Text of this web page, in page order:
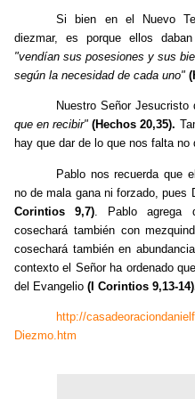
Si bien en el Nuevo
diezmar, es porque ellos
"vendían sus posesiones y sus
según la necesidad de cada uno"
Nuestro Señor Jesucristo
que en recibir" (Hechos 20,35).
hay que dar de lo que nos falta
Pablo nos recuerda que
no de mala gana ni forzado, pues
Corintios 9,7) . Pablo agrega
cosechará también con
cosechará también en abundancia
contexto el Señor ha ordenado
del Evangelio (I Corintios 9,13-
http://
Diezmo.htm